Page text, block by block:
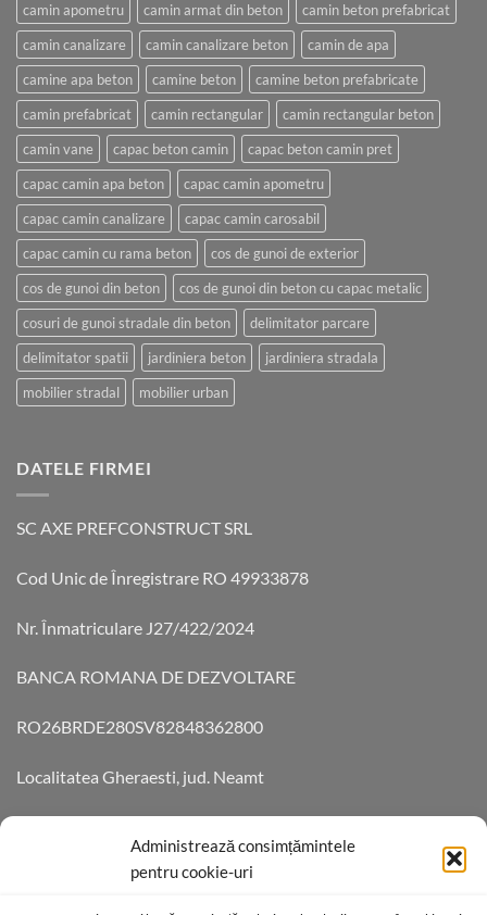
Administrează consimțămintele
pentru cookie-uri
camin apometru
camin armat din beton
camin beton prefabricat
camin canalizare
camin canalizare beton
camin de apa
camine apa beton
camine beton
camine beton prefabricate
camin prefabricat
camin rectangular
camin rectangular beton
camin vane
capac beton camin
capac beton camin pret
capac camin apa beton
capac camin apometru
capac camin canalizare
capac camin carosabil
capac camin cu rama beton
cos de gunoi de exterior
cos de gunoi din beton
cos de gunoi din beton cu capac metalic
cosuri de gunoi stradale din beton
delimitator parcare
delimitator spatii
jardiniera beton
jardiniera stradala
mobilier stradal
mobilier urban
DATELE FIRMEI
SC AXE PREFCONSTRUCT SRL
Cod Unic de Înregistrare RO 49933878
Nr. Înmatriculare J27/422/2024
BANCA ROMANA DE DEZVOLTARE
RO26BRDE280SV82848362800
Localitatea Gheraesti, jud. Neamt